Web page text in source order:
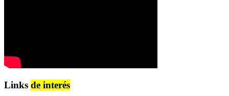
Links de interés